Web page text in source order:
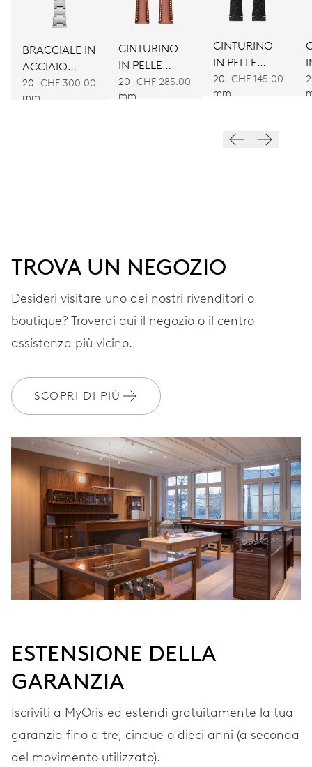
AVVOLGIMENTO
VIBRAZIONI
28’800 A/h, 4 Hz
EXTRAS
Scatola vintage e
certificato
GARANZIA
anni
MYORIS
BRACCIALE IN
ACCIAIO
INOSSIDABILE
20
mm
CHF 300.00
CINTURINO
IN PELLE
MARRONE
20
mm
CHF 285.00
CINTURINO
IN PELLE
NERA
20
mm
CHF 145.00
TROVA UN NEGOZIO
Desideri visitare uno dei nostri rivenditori o
boutique? Troverai qui il negozio o il centro
assistenza più vicino.
SCOPRI DI PIÙ
ESTENSIONE DELLA
GARANZIA
Iscriviti a MyOris ed estendi gratuitamente la tua
garanzia fino a tre, cinque o dieci anni (a seconda
del movimento utilizzato).